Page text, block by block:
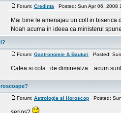
Forum: Credinta Posted: Sun Apr 06, 2008
Mai bine le amenajau un colt in biserica
Noah acuma in ideea ca ministerul
Forum: Gastronomie & Bauturi Posted:
Cafea si cola...de dimineatza....acum
Forum: Astrologie si Horoscop Posted: